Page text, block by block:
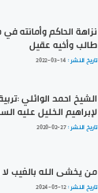
نزاهة الحاكم وأمانته
طالب وأخيه عقيل
تاريخ النشر : 2022-03-14
الشيخ احمد الوائلي
لإبراهيم الخليل عليه
تاريخ النشر :2020-02-27
من يخشى الله بالغيب
تاريخ النشر :2024-05-12